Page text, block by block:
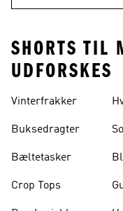
SHORTS TIL
UDFORSKES
Vinterfrakker
Buksedragter
Bæltetasker
Crop Tops